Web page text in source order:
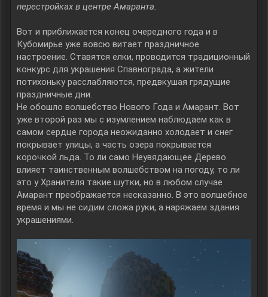
перестройках в центре Амаранта.
Вот и приближается конец очередного года и в
Кубомирье уже вовсю витает праздничное
настроение. Ставятся елки, проводится традиционный
конкурс для украшения Спавнограда, а жители
потихоньку расслабляются, предвкушая грядущие
праздничные дни.
Не обошло волшебство Нового Года и Амарант. Вот
уже второй раз мы с изумлением наблюдаем как в
самом сердце города неожиданно холодает и снег
покрывает улицы, а часть озера покрывается
корочкой льда. То ли само Неувядающее Дерево
влияет таинственным волшебством на погоду, то ли
это у Хранителя такие шутки, но в любом случае
Амарант преображается несказанно. В это волшебное
время и мы не сидим сложа руки, а наряжаем здания
украшениями.